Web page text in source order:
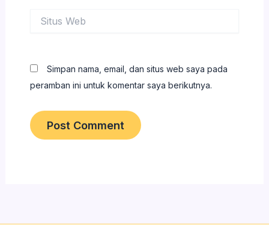
Web
Simpan nama, email, dan situs web saya pada
peramban ini untuk komentar saya berikutnya.